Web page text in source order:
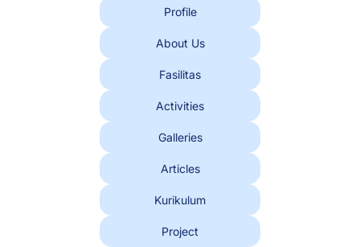
Profile
About Us
Fasilitas
Activities
Galleries
Articles
Kurikulum
Project